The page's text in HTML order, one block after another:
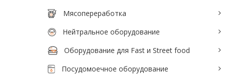
Мясопереработка
Нейтральное оборудование
Оборудование для Fast и Street food
Посудомоечное оборудование